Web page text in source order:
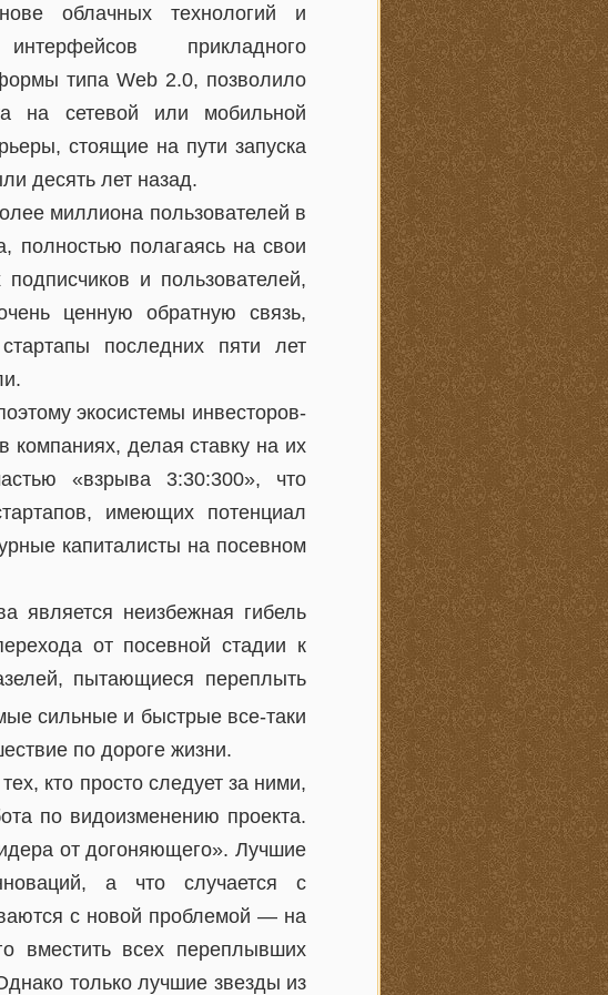
облачных технологий и
прикладного
типа Web 2.0, позволило
на сетевой или мобильной
стоящие на пути запуска
десять лет назад.
миллиона пользователей в
полностью полагаясь на свои
и пользователей,
ценную обратную связь,
последних пяти лет
экосистемы инвесторов-
компаниях, делая ставку на их
«взрыва 3:30:300», что
имеющих потенциал
капиталисты на посевном
является неизбежная гибель
от посевной стадии к
пытающиеся переплыть
сильные и быстрые все-таки
по дороге жизни.
кто просто следует за ними,
по видоизменению проекта.
от догоняющего». Лучшие
а что случается с
с новой проблемой — на
вместить всех переплывших
только лучшие звезды из